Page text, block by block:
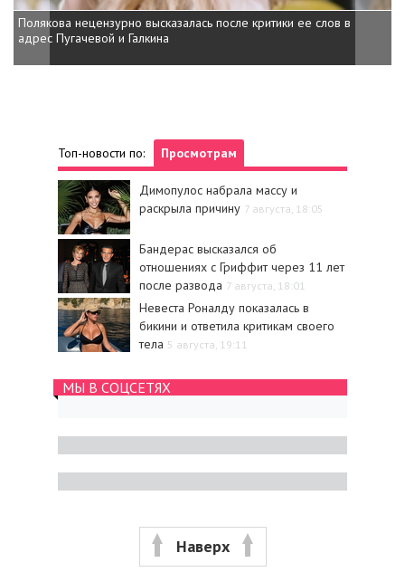
Полякова нецензурно высказалась после критики ее слов в
адрес Пугачевой и Галкина
Топ-новости по: Просмотрам
Димопулос набрала массу и
раскрыла причину 7 августа, 18:05
Бандерас высказался об
отношениях с Гриффит через 11 лет
после развода 7 августа, 18:01
Невеста Роналду показалась в
бикини и ответила критикам своего
тела 5 августа, 19:11
МЫ В СОЦСЕТЯХ
Наверх